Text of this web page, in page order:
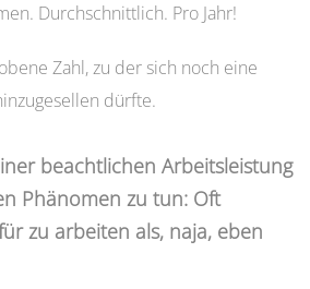
Durchschnittlich. Pro Jahr!
Zahl, zu der sich noch eine
dürfte.
beachtlichen Arbeitsleistung
Phänomen zu tun: Oft
zu arbeiten als, naja, eben